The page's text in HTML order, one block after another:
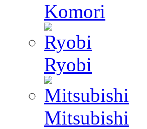
Komori
Ryobi
Mitsubishi